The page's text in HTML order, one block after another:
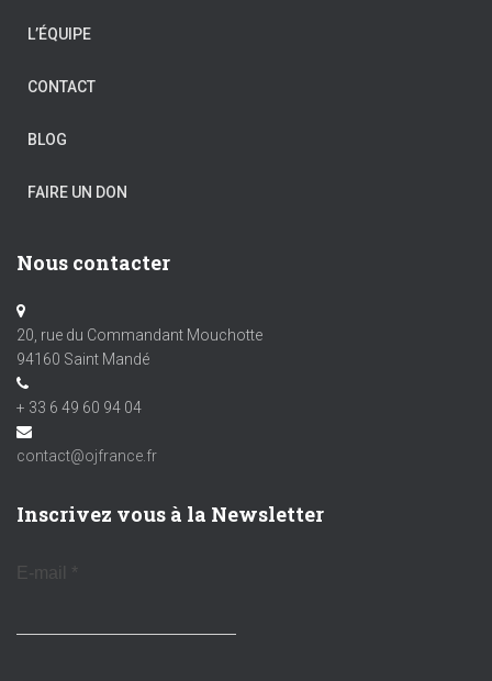
L’ÉQUIPE
CONTACT
BLOG
FAIRE UN DON
Nous contacter
20, rue du Commandant Mouchotte
94160 Saint Mandé
+ 33 6 49 60 94 04
contact@ojfrance.fr
Inscrivez vous à la Newsletter
E-mail *